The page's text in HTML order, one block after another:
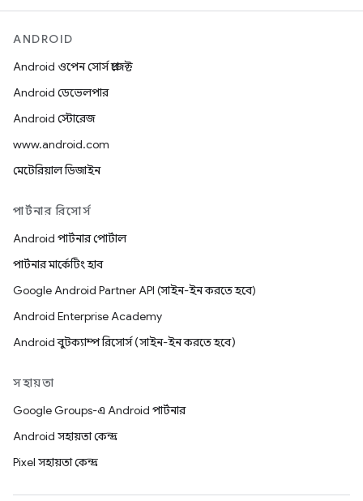
ANDROID
Android ওপেন সোর্স প্রজেক্ট
Android ডেভেলপার
Android স্টোরেজ
www.android.com
মেটেরিয়াল ডিজাইন
পার্টনার রিসোর্স
Android পার্টনার পোর্টাল
পার্টনার মার্কেটিং হাব
Google Android Partner API (সাইন-ইন করতে হবে)
Android Enterprise Academy
Android বুটক্যাম্প রিসোর্স (সাইন-ইন করতে হবে)
সহায়তা
Google Groups-এ Android পার্টনার
Android সহায়তা কেন্দ্র
Pixel সহায়তা কেন্দ্র